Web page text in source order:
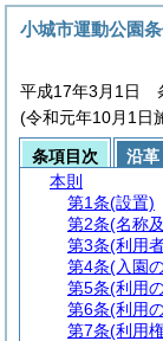
小城市運動公園条
平成17年3月1日
(令和元年10月1日
条項目次
沿革
本則
第1条(設置)
第2条(名称
第3条(利用
第4条(入園
第5条(利用
第6条(利用
第7条(利用